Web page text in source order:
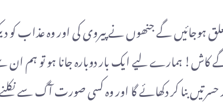
ہوجائیں گے جنھوں نے پیروی کی اور وہ عذاب
ہمارے لیے ایک بار دوبارہ جانا ہو تو ہم
بنا کر دکھائے گا اور وہ کسی صورت آگ سے نکلنے